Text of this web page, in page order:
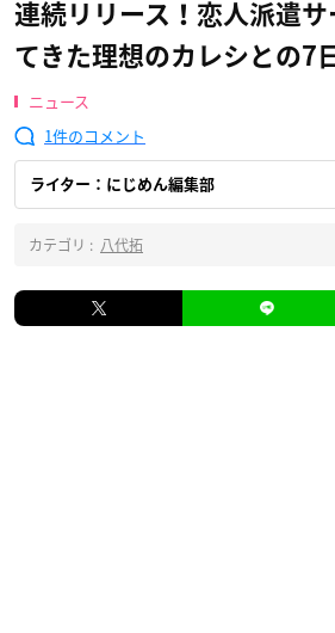
連続リリース！恋人派遣サ
てきた理想のカレシとの7
ニュース
1
ライター：にじめん編集部
カテゴリ : 八代拓